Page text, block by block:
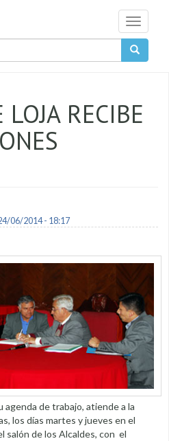
Toggle
RECIBE
06/2014 - 18:17
agenda de trabajo, atiende a la
los días martes y jueves en el
salón de los Alcaldes, con el